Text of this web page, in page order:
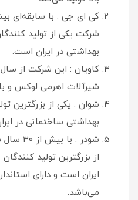
شرکت یکی از تولید
بهداشتی در ایران است.
شیرآلات اهرمی لوکس و
شوان : یکی از بزرگترین
بهداشتی ساختمانی در
شودر :
از بزرگترین تولید
می‌باشد.